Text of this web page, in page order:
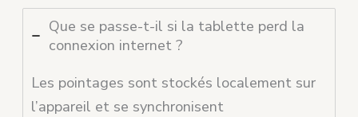
Que se passe-t-il si la tablette perd la
connexion internet ?
Les pointages sont stockés localement sur
l’appareil et se synchronisent